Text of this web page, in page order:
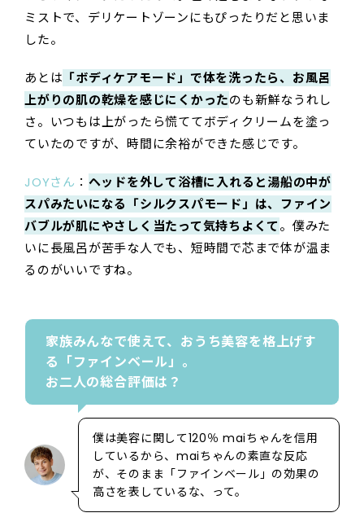
ミストで、デリケートゾーンにもぴったりだと思いま
した。
あとは 「ボディケアモード」で体を洗ったら、お風呂
上がりの肌の乾燥を感じにくかったのも新鮮なうれし
さ。いつもは上がったら慌ててボディクリームを塗っ
ていたのですが、時間に余裕ができた感じです。
JOYさん ： ヘッドを外して浴槽に入れると湯船の中が
スパみたいになる「シルクスパモード」は、ファイン
バブルが肌にやさしく当たって気持ちよくて。僕みた
いに長風呂が苦手な人でも、短時間で芯まで体が温ま
るのがいいですね。
家族みんなで使えて、おうち美容を格上げす
る「ファインベール」。
お二人の総合評価は？
僕は美容に関して120％ maiちゃんを信用
しているから、maiちゃんの素直な反応
が、そのまま「ファインベール」の効果の
高さを表しているな、って。